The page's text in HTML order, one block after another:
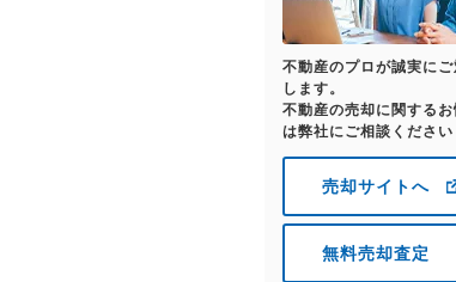
不動産のプロが誠実にご
します。
不動産の売却に関するお
は弊社にご相談ください
売却サイトへ
無料売却査定